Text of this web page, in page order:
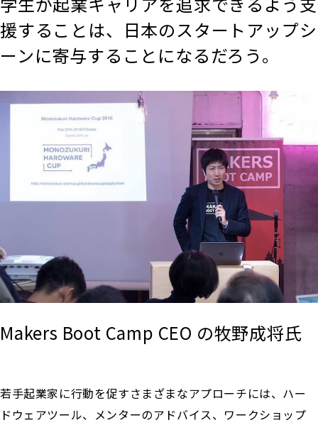
援することは、日本のスタートアップシ
ーンに寄与することになるだろう。
Makers Boot Camp CEO の牧野成将氏
若手起業家に行動を促すさまざまなアプローチには、ハー
ドウェアツール、メンターのアドバイス、ワークショップ